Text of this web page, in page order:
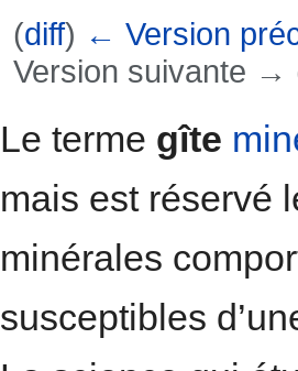
(diff) ← Version
Version suivante →
Le terme gîte
mais est réservé
minérales
susceptibles